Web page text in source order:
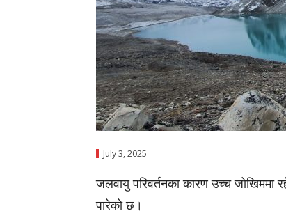
July 3, 2025
जलवायु परिवर्तनका कारण उच्च जोखिममा
पारेको छ।